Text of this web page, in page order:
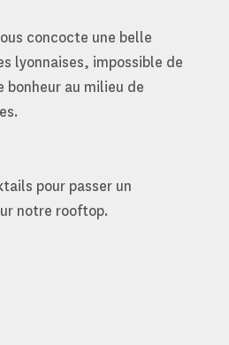
concocte une belle
lyonnaises, impossible de
bonheur au milieu de
pour passer un
notre rooftop.